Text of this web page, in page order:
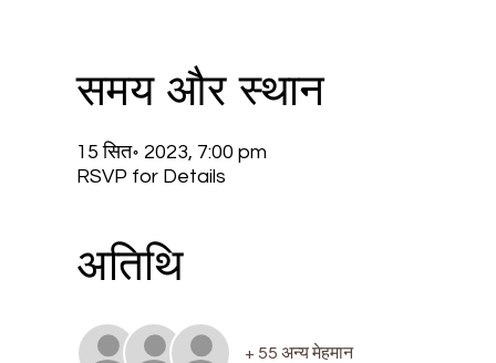
समय और स्थान
15 सित॰ 2023, 7:00 pm
RSVP for Details
अतिथि
+ 55 अन्य मेहमान